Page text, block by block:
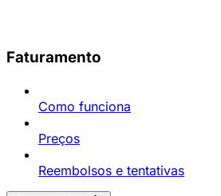
Faturamento
Como funciona
Preços
Reembolsos e tentativas